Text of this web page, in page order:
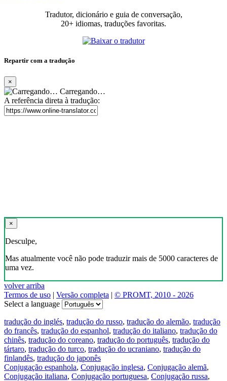
Tradutor, dicionário e guia de conversação,
20+ idiomas, traduções favoritas.
Repartir com a tradução
×
Carregando…
A referência direta à tradução:
×
Desculpe,
Mas atualmente você não pode traduzir mais de 5000 caracteres de
uma vez.
volver arriba
Termos de uso | Versão completa | © PROMT, 2010 - 2026
Select a language
tradução do inglés, tradução do russo, tradução do alemão, tradução
do francês, tradução do espanhol, tradução do italiano, tradução do
chinês, tradução do coreano, tradução do português, tradução do
tártaro, tradução do turco, tradução do ucraniano, tradução do
finlandês, tradução do japonês
Conjugação espanhola, Conjugação inglesa, Conjugação alemã,
Conjugação italiana, Conjugação portuguesa, Conjugação russa,